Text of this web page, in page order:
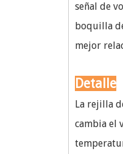
señal de
boquilla
mejor
Detalle
La rejilla
cambia el